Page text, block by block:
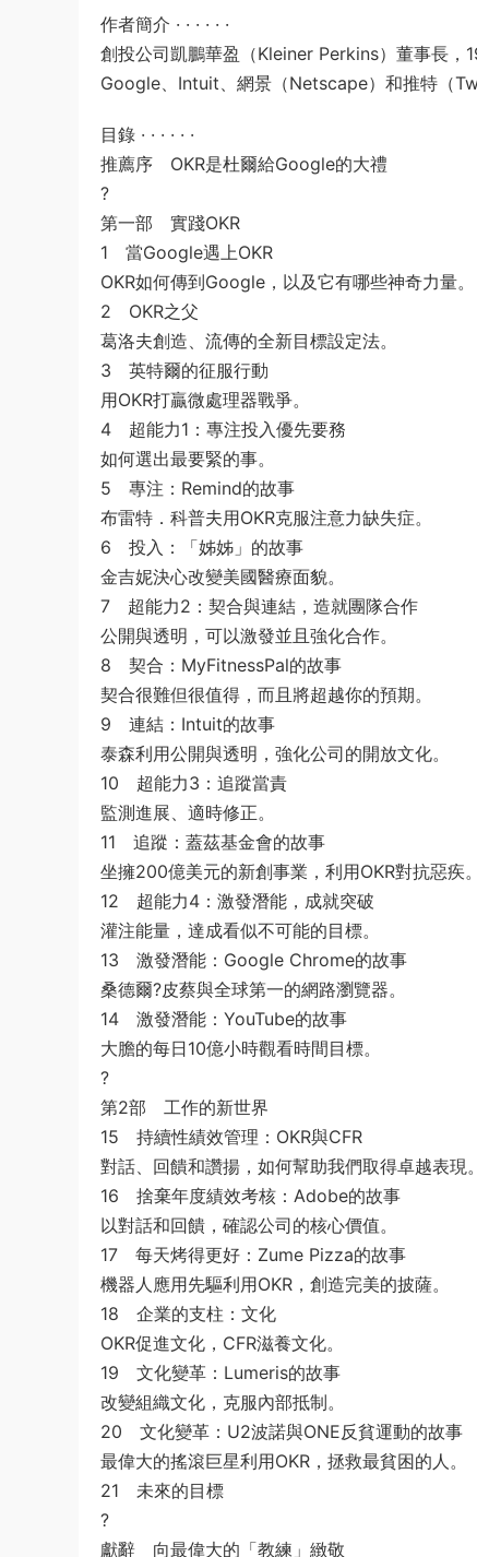
作者簡介 · · · · · ·
創投公司凱鵬華盈（Kleiner Perkins）董事長，
Google、Intuit、網景（Netscape）和推特（
目錄 · · · · · ·
推薦序 OKR是杜爾給Google的大禮
?
第一部 實踐OKR
1 當Google遇上OKR
OKR如何傳到Google，以及它有哪些神奇力量。
2 OKR之父
葛洛夫創造、流傳的全新目標設定法。
3 英特爾的征服行動
用OKR打贏微處理器戰爭。
4 超能力1：專注投入優先要務
如何選出最要緊的事。
5 專注：Remind的故事
布雷特．科普夫用OKR克服注意力缺失症。
6 投入：「姊姊」的故事
金吉妮決心改變美國醫療面貌。
7 超能力2：契合與連結，造就團隊合作
公開與透明，可以激發並且強化合作。
8 契合：MyFitnessPal的故事
契合很難但很值得，而且將超越你的預期。
9 連結：Intuit的故事
泰森利用公開與透明，強化公司的開放文化。
10 超能力3：追蹤當責
監測進展、適時修正。
11 追蹤：蓋茲基金會的故事
坐擁200億美元的新創事業，利用OKR對抗惡疾。
12 超能力4：激發潛能，成就突破
灌注能量，達成看似不可能的目標。
13 激發潛能：Google Chrome的故事
桑德爾?皮蔡與全球第一的網路瀏覽器。
14 激發潛能：YouTube的故事
大膽的每日10億小時觀看時間目標。
?
第2部 工作的新世界
15 持續性績效管理：OKR與CFR
對話、回饋和讚揚，如何幫助我們取得卓越表現。
16 捨棄年度績效考核：Adobe的故事
以對話和回饋，確認公司的核心價值。
17 每天烤得更好：Zume Pizza的故事
機器人應用先驅利用OKR，創造完美的披薩。
18 企業的支柱：文化
OKR促進文化，CFR滋養文化。
19 文化變革：Lumeris的故事
改變組織文化，克服內部抵制。
20 文化變革：U2波諾與ONE反貧運動的故事
最偉大的搖滾巨星利用OKR，拯救最貧困的人。
21 未來的目標
?
獻辭 向最偉大的「教練」緻敬